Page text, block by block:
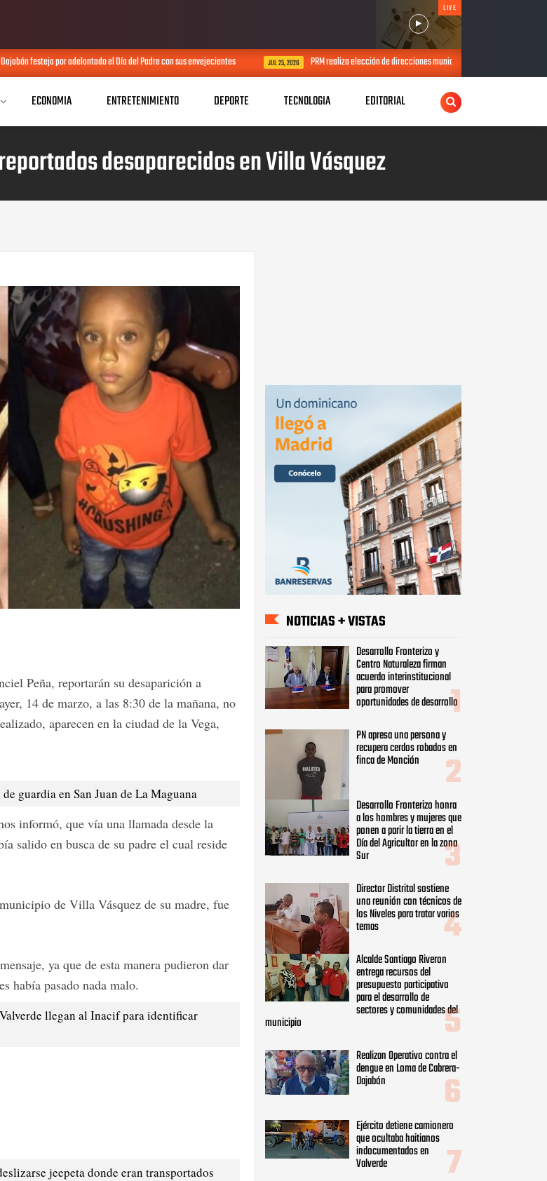
LIVE
por adelantado el Día del Padre con sus envejecientes JUL 25, 2026 PRM realiza elección de direcciones municipales y distritales para el período
ECONOMIA ENTRETENIMIENTO DEPORTE TECNOLOGIA EDITORIAL
desaparecidos en Villa Vásquez
Peña, reportarán su desaparición a
14 de marzo, a las 8:30 de la mañana, no
aparecen en la ciudad de la Vega,
guardia en San Juan de La Maguana
informó, que vía una llamada desde la
salido en busca de su padre el cual reside
de Villa Vásquez de su madre, fue
ya que de esta manera pudieron dar
había pasado nada malo.
llegan al Inacif para identificar
jeepeta donde eran transportados
NOTICIAS + VISTAS
Desarrollo Fronterizo y
Centro Naturaleza firman
acuerdo interinstitucional
para promover
oportunidades de desarrollo
PN apresa una persona y
recupera cerdos robados en
finca de Monción
Desarrollo Fronterizo honra
a los hombres y mujeres que
ponen a parir la tierra en el
Día del Agricultor en la zona
Sur
Director Distrital sostiene
una reunión con técnicos de
los Niveles para tratar varios
temas
Alcalde Santiago Riveron
entrega recursos del
presupuesto participativo
para el desarrollo de
sectores y comunidades del
municipio
Realizan Operativo contra el
dengue en Loma de Cabrera-
Dajabón
Ejército detiene camionero
que ocultaba haitianos
indocumentados en
Valverde